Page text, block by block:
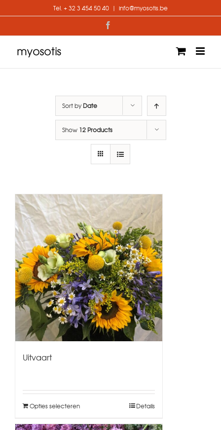
to
Tel. + 32 3 454 50 40 | info@myosotis.be
Sort byDate
Show 12 Products
Uitvaart
Opties selecteren Details